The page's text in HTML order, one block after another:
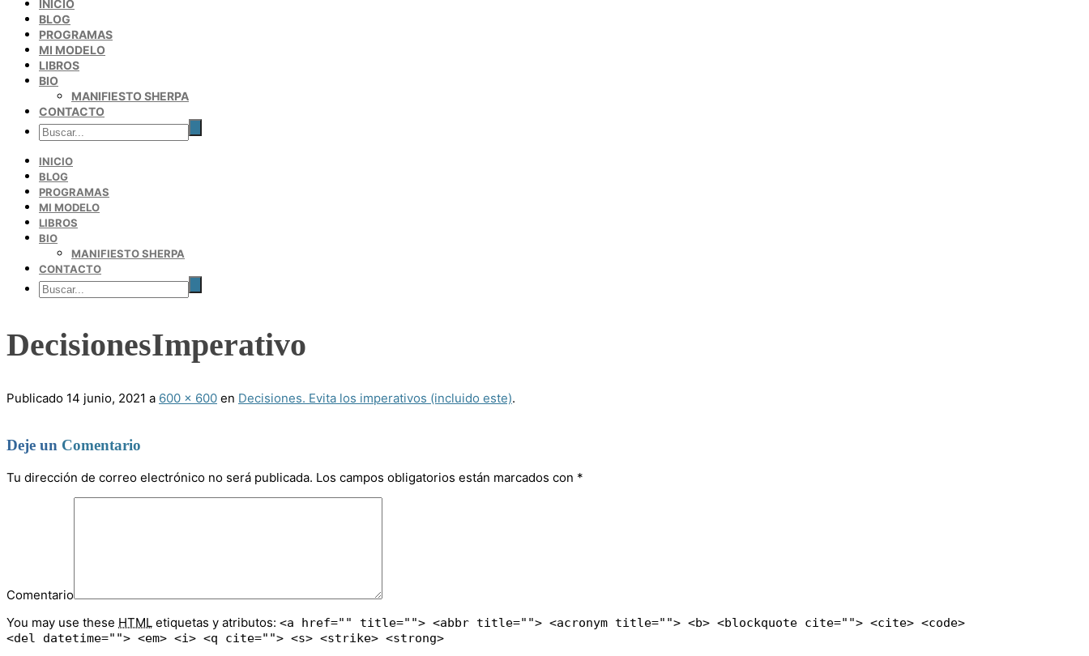
INICIO
BLOG
PROGRAMAS
MI MODELO
LIBROS
BIO
MANIFIESTO SHERPA
CONTACTO
INICIO
BLOG
PROGRAMAS
MI MODELO
LIBROS
BIO
MANIFIESTO SHERPA
CONTACTO
DecisionesImperativo
Publicado 14 junio, 2021 a 600 × 600 en Decisiones. Evita los imperativos (incluido este).
Deje un Comentario
Tu dirección de correo electrónico no será publicada. Los campos obligatorios están marcados con *
Comentario
You may use these HTML etiquetas y atributos: <a href="" title=""> <abbr title=""> <acronym title=""> <b> <blockquote cite=""> <cite> <code>
<del datetime=""> <em> <i> <q cite=""> <s> <strike> <strong>